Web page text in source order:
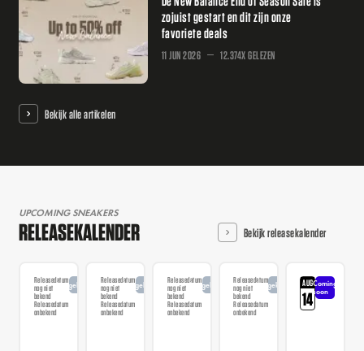
zojuist gestart en dit zijn onze
favoriete deals
11 JUN 2026 12.374X GELEZEN
Bekijk alle artikelen
UPCOMING SNEAKERS
RELEASEKALENDER Bekijk releasekalender
Releasedatum
nog niet
bekend
Releasedatum
onbekend
AangekondigdReleasedatum
nog niet
bekend
Releasedatum
onbekend
AangekondigdReleasedatum
nog niet
bekend
Releasedatum
onbekend
AangekondigdReleasedatum
nog niet
bekend
Releasedatum
onbekend
Aangekondigd AUG
14
Coming
soon